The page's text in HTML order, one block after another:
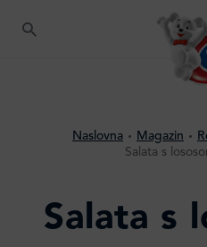
Naslovna Magazin
Salata s
Salata s